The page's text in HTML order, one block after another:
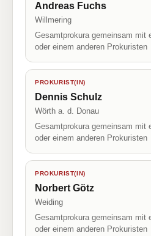
Andreas Fuchs
Willmering
Gesamtprokura gemeinsam mit
oder einem anderen Prokuristen
PROKURIST(IN)
Dennis Schulz
Wörth a. d. Donau
Gesamtprokura gemeinsam mit
oder einem anderen Prokuristen
PROKURIST(IN)
Norbert Götz
Weiding
Gesamtprokura gemeinsam mit
oder einem anderen Prokuristen